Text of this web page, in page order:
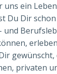
uns ein
Du Dir
und
gewünscht,
privaten